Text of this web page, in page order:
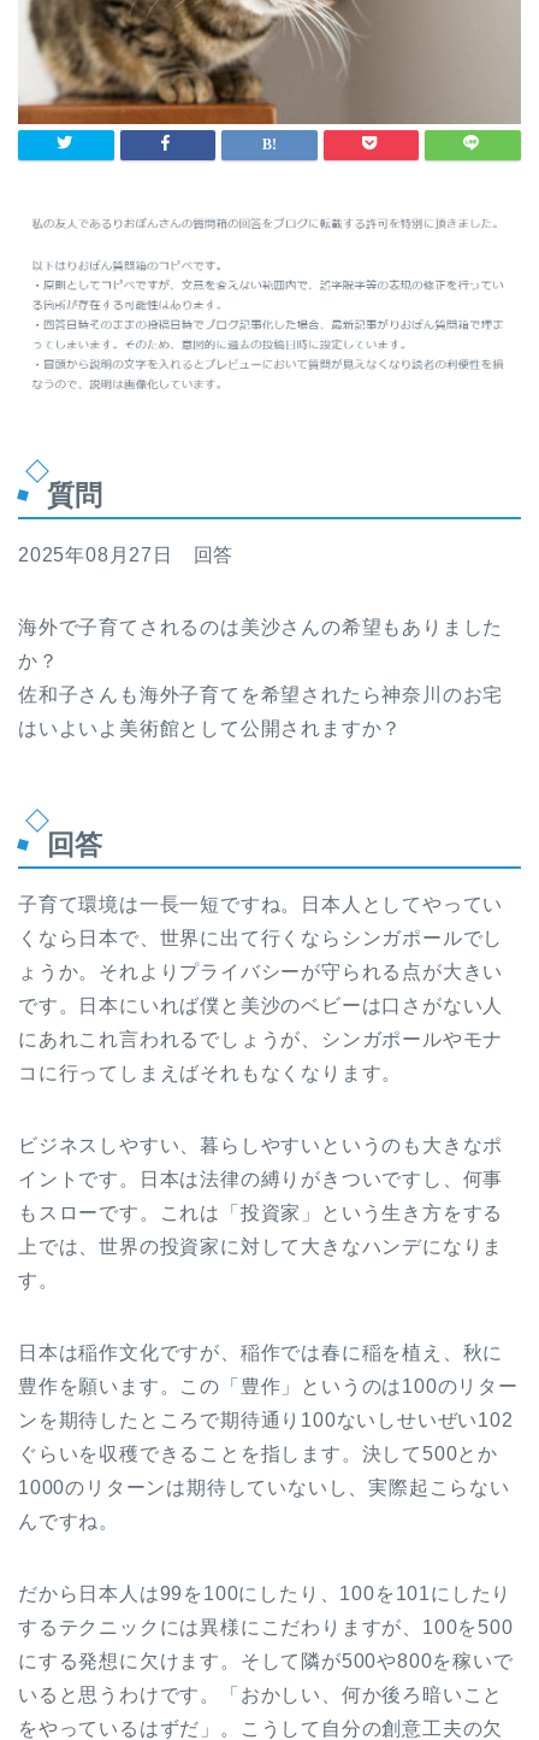
質問
2025年08月27日 回答
海外で子育てされるのは美沙さんの希望もありました
か？
佐和子さんも海外子育てを希望されたら神奈川のお宅
はいよいよ美術館として公開されますか？
回答
子育て環境は一長一短ですね。日本人としてやってい
くなら日本で、世界に出て行くならシンガポールでし
ょうか。それよりプライバシーが守られる点が大きい
です。日本にいれば僕と美沙のベビーは口さがない人
にあれこれ言われるでしょうが、シンガポールやモナ
コに行ってしまえばそれもなくなります。
ビジネスしやすい、暮らしやすいというのも大きなポ
イントです。日本は法律の縛りがきついですし、何事
もスローです。これは「投資家」という生き方をする
上では、世界の投資家に対して大きなハンデになりま
す。
日本は稲作文化ですが、稲作では春に稲を植え、秋に
豊作を願います。この「豊作」というのは100のリター
ンを期待したところで期待通り100ないしせいぜい102
ぐらいを収穫できることを指します。決して500とか
1000のリターンは期待していないし、実際起こらない
んですね。
だから日本人は99を100にしたり、100を101にしたり
するテクニックには異様にこだわりますが、100を500
にする発想に欠けます。そして隣が500や800を稼いで
いると思うわけです。「おかしい、何か後ろ暗いこと
をやっているはずだ」。こうして自分の創意工夫の欠